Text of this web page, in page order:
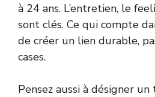
à 24 ans. L’entretien, le
sont clés. Ce qui compte
de créer un lien durable,
cases.
Pensez aussi à désigner